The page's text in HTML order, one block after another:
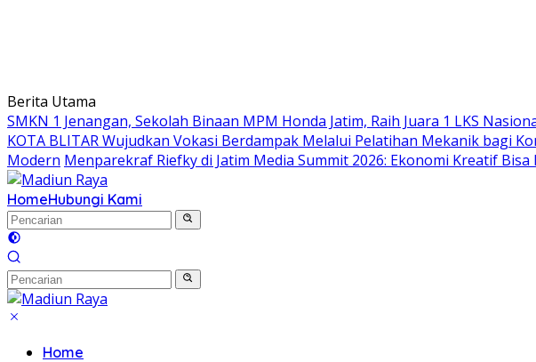
Berita Utama
SMKN 1 Jenangan, Sekolah Binaan MPM Honda Jatim, Raih Juara 1 LKS
KOTA BLITAR Wujudkan Vokasi Berdampak Melalui Pelatihan Mekanik bagi
Modern Menparekraf Riefky di Jatim Media Summit 2026: Ekonomi Kreatif
HomeHubungi Kami
Home